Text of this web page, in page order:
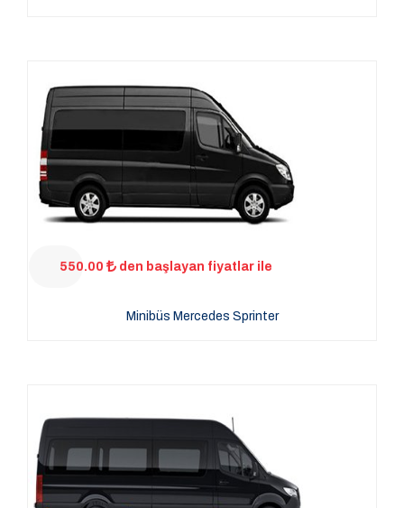
550.00 den başlayan fiyatlar ile
Minibüs Mercedes Sprinter